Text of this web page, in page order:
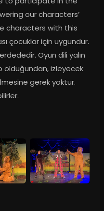
our characters’
characters with this
çocuklar için uygundur.
Oyun dili yalın
olduğundan, izleyecek
gerek yoktur.